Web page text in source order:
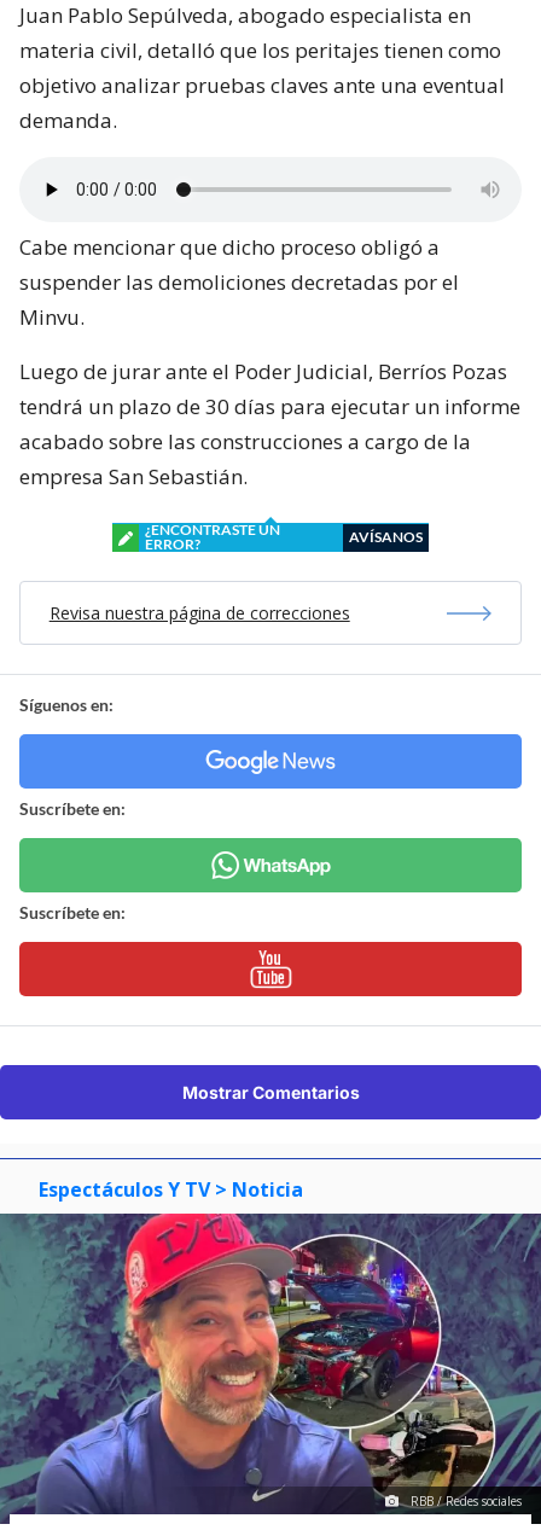
Juan Pablo Sepúlveda, abogado especialista en
materia civil, detalló que los peritajes tienen como
objetivo analizar pruebas claves ante una eventual
demanda.
Cabe mencionar que dicho proceso obligó a
suspender las demoliciones decretadas por el
Minvu.
Luego de jurar ante el Poder Judicial, Berríos Pozas
tendrá un plazo de 30 días para ejecutar un informe
acabado sobre las construcciones a cargo de la
empresa San Sebastián.
¿ENCONTRASTE UN
ERROR?
AVÍSANOS
Revisa nuestra página de correcciones
Síguenos en:
Suscríbete en:
Suscríbete en:
Mostrar Comentarios
Espectáculos Y TV > Noticia
RBB / Redes sociales